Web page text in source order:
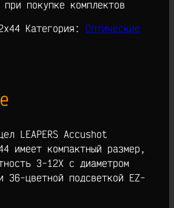
при покупке комплектов
Категория: Оптические
LEAPERS Accushot
имеет компактный размер,
3-12Х с диаметром
36-цветной подсветкой EZ-